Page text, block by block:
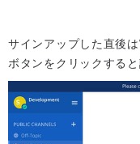
サインアップした直後
ボタンをクリックする